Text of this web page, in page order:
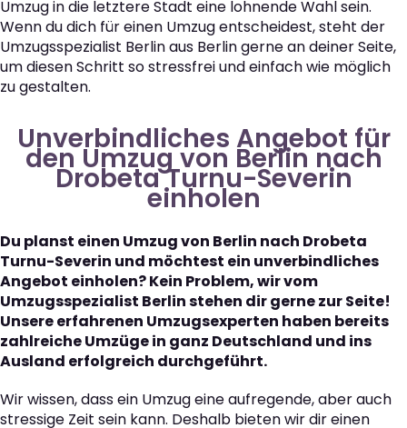
Umzug in die letztere Stadt eine lohnende Wahl sein.
Wenn du dich für einen Umzug entscheidest, steht der
Umzugsspezialist Berlin aus Berlin gerne an deiner Seite,
um diesen Schritt so stressfrei und einfach wie möglich
zu gestalten.
Unverbindliches Angebot für
den Umzug von Berlin nach
Drobeta Turnu-Severin
einholen
Du planst einen Umzug von Berlin nach Drobeta
Turnu-Severin und möchtest ein unverbindliches
Angebot einholen? Kein Problem, wir vom
Umzugsspezialist Berlin stehen dir gerne zur Seite!
Unsere erfahrenen Umzugsexperten haben bereits
zahlreiche Umzüge in ganz Deutschland und ins
Ausland erfolgreich durchgeführt.
Wir wissen, dass ein Umzug eine aufregende, aber auch
stressige Zeit sein kann. Deshalb bieten wir dir einen